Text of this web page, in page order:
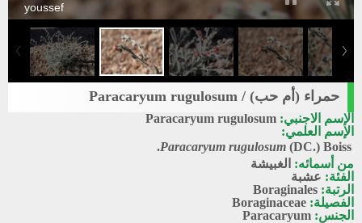
youssef
حمراء (أم حب) / Paracaryum rugulosum
الإسم الاجنبي: Paracaryum rugulosum
الإسم العلمي:
Paracaryum rugulosum (DC.) Boiss.
من أسمائه: الغبيشة
الفئة: عشبة
الرتبة: Boraginales
الفصيلة: Boraginaceae
الجنس: Paracaryum